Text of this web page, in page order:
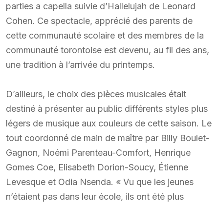
parties a capella suivie d’Hallelujah de Leonard
Cohen. Ce spectacle, apprécié des parents de
cette communauté scolaire et des membres de la
communauté torontoise est devenu, au fil des ans,
une tradition à l’arrivée du printemps.
D’ailleurs, le choix des pièces musicales était
destiné à présenter au public différents styles plus
légers de musique aux couleurs de cette saison. Le
tout coordonné de main de maître par Billy Boulet-
Gagnon, Noémi Parenteau-Comfort, Henrique
Gomes Coe, Elisabeth Dorion-Soucy, Étienne
Levesque et Odia Nsenda. « Vu que les jeunes
n’étaient pas dans leur école, ils ont été plus